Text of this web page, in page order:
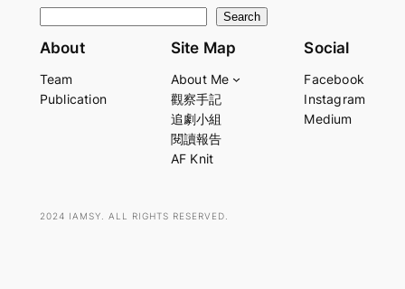
e
r
Search
About
Team
Publication
Site Map
About Me
觀察手記
追劇小組
閱讀報告
AF Knit
Social
Facebook
Instagram
Medium
2024 IAMSY. ALL RIGHTS RESERVED.